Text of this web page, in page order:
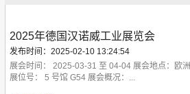
2025年德国汉诺威工业展览会
发布时间：2025-02-10 13:24:54
展会时间： 2025-03-31 至 04-04 展会地点：欧
展位号： 5 号馆 G54 展会概况：...